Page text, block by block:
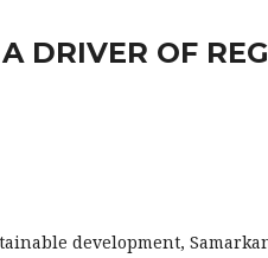
DRIVER OF
development,